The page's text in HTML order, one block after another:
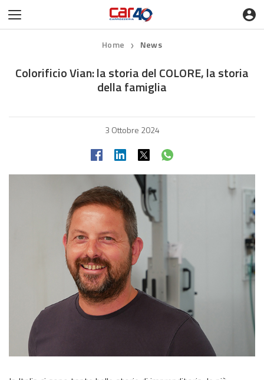
Home ❯ News
Colorificio Vian: la storia del COLORE, la storia
della famiglia
3 Ottobre 2024